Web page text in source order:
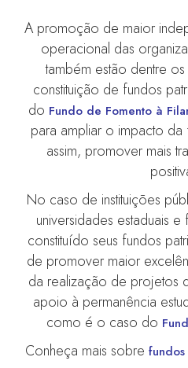
A promoção de maior
operacional das
também estão dentre
constituição de fundos
do Fundo de Fomento à
para ampliar o impacto da
assim, promover mais
No caso de instituições
universidades estaduais
constituído seus fundos
de promover maior
da realização de projetos
apoio à permanência
como é o caso do
Conheça mais sobre